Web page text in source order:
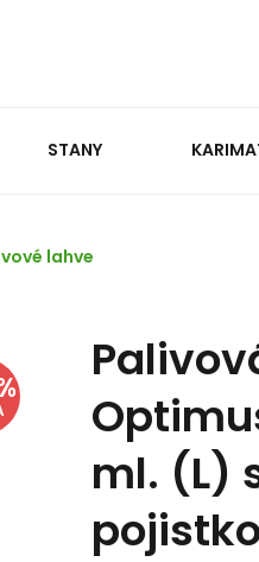
STANY
lahve
ml. (L)